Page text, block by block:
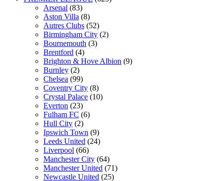
Arsenal (83)
Aston Villa (8)
Autres Clubs (52)
Birmingham City (2)
Bournemouth (3)
Brentford (4)
Brighton & Hove Albion (9)
Burnley (2)
Chelsea (99)
Coventry City (8)
Crystal Palace (10)
Everton (23)
Fulham FC (6)
Hull City (2)
Ipswich Town (9)
Leeds United (24)
Liverpool (66)
Manchester City (64)
Manchester United (71)
Newcastle United (25)